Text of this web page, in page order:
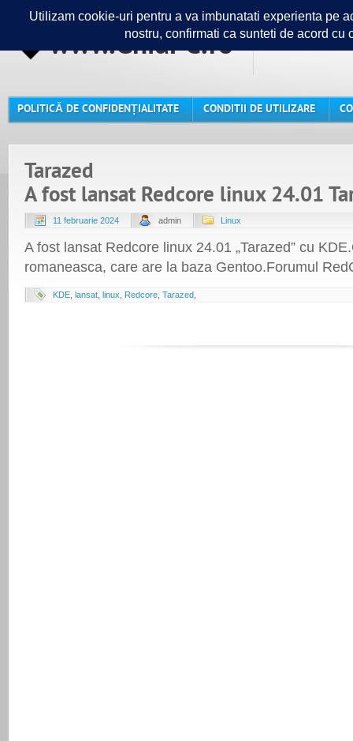
www.GhidPC.ro Ghidul
POLITICĂ DE CONFIDENȚIALITATE CONDITII DE UTILIZARE
Tarazed
A fost lansat Redcore linux 24.01
11 februarie 2024 admin Linux
A fost lansat Redcore linux 24.01 „Tarazed” cu
romaneasca, care are la baza Gentoo.Forumul
KDE lansat linux Redcore Tarazed